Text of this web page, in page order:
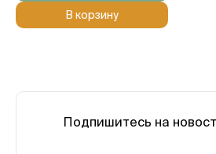
В корзину
Подпишитесь на